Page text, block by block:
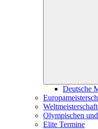
Deutsche
Olympischen
Elite Termine